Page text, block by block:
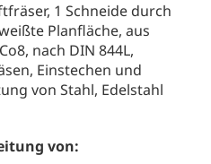
1 Schneide durch
Planfläche, aus
nach DIN 844L,
Einstechen und
von Stahl, Edelstahl
von: